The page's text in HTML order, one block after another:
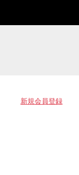
新規会員登録